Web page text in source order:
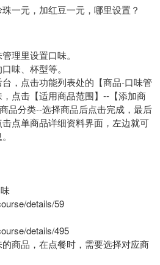
一元，加红豆一元，哪里设置？
理里设置口味。
味、杯型等。
，点击功能列表处的【商品-口味管
点击【适用商品范围】--【添加商
品分类--选择商品后点击完成，最后
点单商品详细资料界面，左边就可
details/59
details/495
商品，在点餐时，需要选择对应商